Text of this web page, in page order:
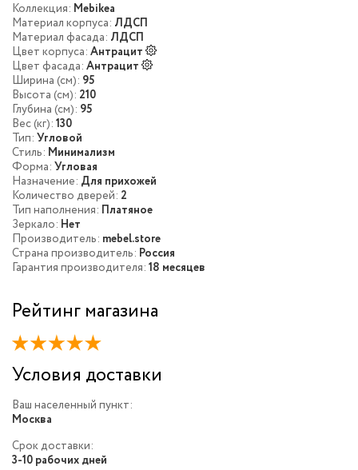
Коллекция: Mebikea
Материал корпуса: ЛДСП
Материал фасада: ЛДСП
Цвет корпуса: Антрацит
Цвет фасада: Антрацит
Ширина (см): 95
Высота (см): 210
Глубина (см): 95
Вес (кг): 130
Тип: Угловой
Стиль: Минимализм
Форма: Угловая
Назначение: Для прихожей
Количество дверей: 2
Тип наполнения: Платяное
Зеркало: Нет
Производитель: mebel.store
Страна производитель: Россия
Гарантия производителя: 18 месяцев
Рейтинг магазина
Условия доставки
Ваш населенный пункт:
Москва
Срок доставки:
3-10 рабочих дней